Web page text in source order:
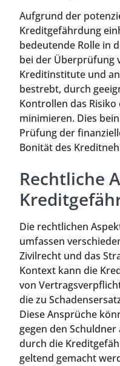
Aufgrund der
Kreditgefährdung
bedeutende Rolle in
bei der Überprüfung
Kreditinstitute und
bestrebt, durch
Kontrollen das
minimieren. Dies
Prüfung der
Bonität des
Rechtliche
Die rechtlichen
umfassen
Zivilrecht und das
Kontext kann die
von
die zu
Diese Ansprüche
gegen den
durch die
geltend gemacht